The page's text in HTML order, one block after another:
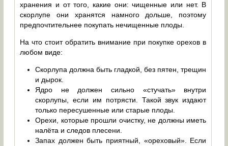
хранения и от того, какие они: чищенные или нет. В
скорлупе они хранятся намного дольше, поэтому
предпочтительнее покупать нечищенные плоды.
На что стоит обратить внимание при покупке орехов в
любом виде:
Скорлупа должна быть гладкой, без пятен, трещин
и дырок.
Ядро не должен сильно «стучать» внутри
скорлупы, если им потрясти. Такой звук издают
только пересушенные или старые плоды.
Орехи, которые прошли очистку, не должны иметь
налёта и следов плесени.
Запах должен быть приятный, «ореховый». Если